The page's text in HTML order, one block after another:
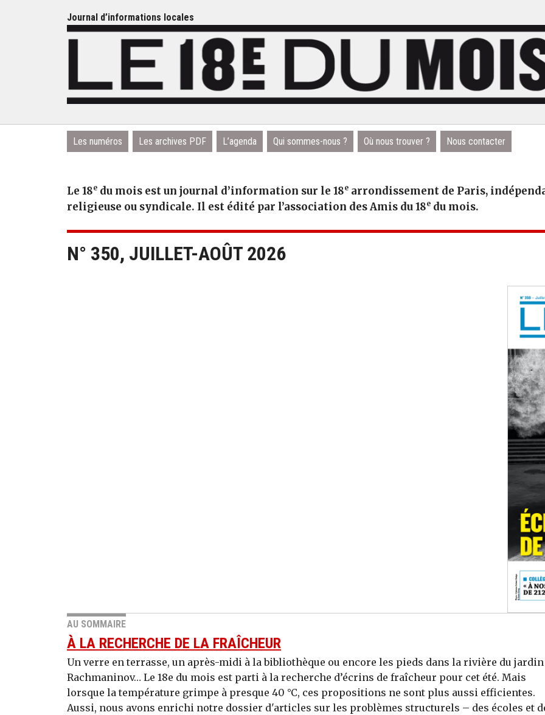
Journal d’informations locales
Les numéros Les archives PDF L’agenda Qui sommes-nous ? Où nous trouver ? Nous contacter
Le 18e du mois est un journal d’information sur le 18e arrondissement de Paris,
religieuse ou syndicale. Il est édité par l’association des Amis du 18e du mois.
N° 350, JUILLET-AOÛT 2026
AU SOMMAIRE
À LA RECHERCHE DE LA FRAÎCHEUR
Un verre en terrasse, un après-midi à la bibliothèque ou encore les pieds dans la rivière du jardin
Rachmaninov… Le 18e du mois est parti à la recherche d’écrins de fraîcheur pour cet été. Mais
lorsque la température grimpe à presque 40 °C, ces propositions ne sont plus aussi efficientes.
Aussi, nous avons enrichi notre dossier d'articles sur les problèmes structurels – des écoles et